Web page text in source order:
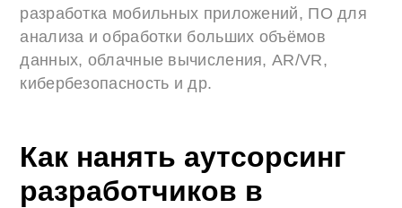
разработка мобильных приложений, ПО для
анализа и обработки больших объёмов
данных, облачные вычисления, AR/VR,
кибербезопасность и др.
Как нанять аутсорсинг
разработчиков в